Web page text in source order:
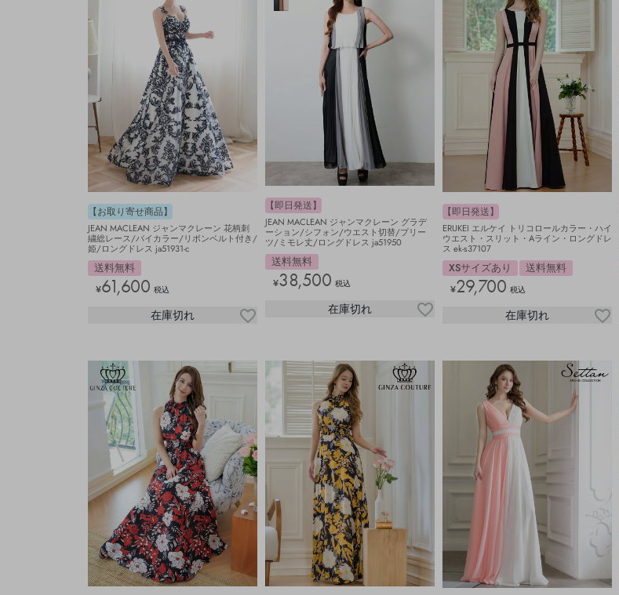
【お取り寄せ商品】
JEAN MACLEAN ジャンマクレーン 花柄刺
繍総レース/バイカラー/リボンベルト付き/
姫/ロングドレス ja51931-c
送料無料
¥61,600 税込
在庫切れ
【即日発送】
JEAN MACLEAN ジャンマクレーン グラデ
ーション/シフォン/ウエスト切替/プリー
ツ/ミモレ丈/ロングドレス ja51950
送料無料
¥38,500 税込
在庫切れ
【即日発送】
ERUKEI エルケイ トリコロールカラー・ハイ
ウエスト・スリット・Aライン・ロングドレ
ス ek-s37107
XSサイズあり 送料無料
¥29,700 税込
在庫切れ